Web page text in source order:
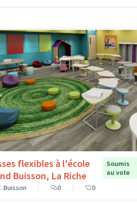
flexibles à l'école
Buisson, La Riche
Soumis
au vote
Buisson
0 0